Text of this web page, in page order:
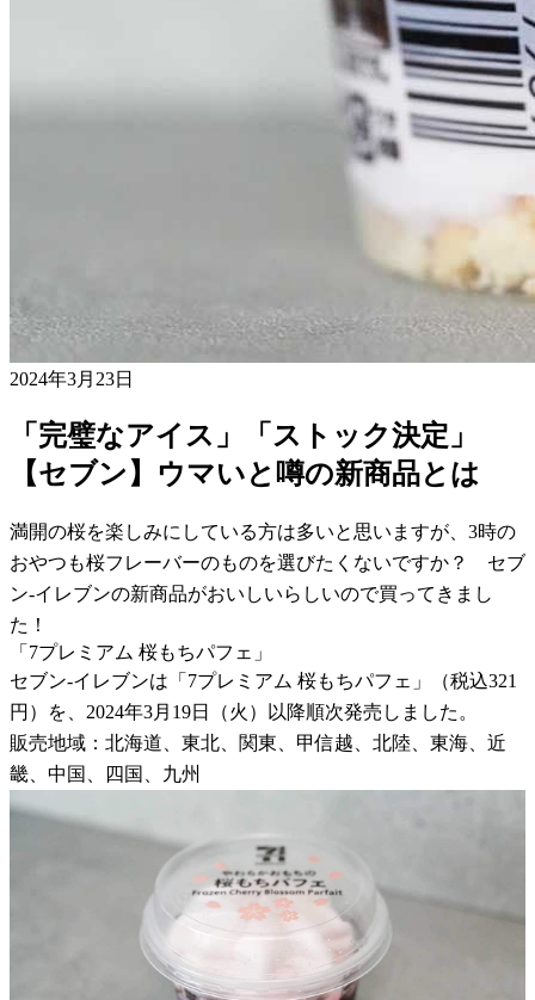
2024年3月23日
「完璧なアイス」「ストック決定」
【セブン】ウマいと噂の新商品とは
満開の桜を楽しみにしている方は多いと思いますが、3時の
おやつも桜フレーバーのものを選びたくないですか？ セブ
ン-イレブンの新商品がおいしいらしいので買ってきまし
た！
「7プレミアム 桜もちパフェ」
セブン-イレブンは「7プレミアム 桜もちパフェ」（税込321
円）を、2024年3月19日（火）以降順次発売しました。
販売地域：北海道、東北、関東、甲信越、北陸、東海、近
畿、中国、四国、九州